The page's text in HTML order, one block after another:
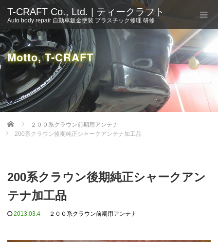
T-CRAFT Co., Ltd. | ティークラフト
Auto body repair 自動車鈑金塗装 プラスチック修理 研修
Motto, T-CRAFT
Home
２００系クラウン前期用アンテナ
200系クラウン後期純正シャークアンテナ加工品
200系クラウン後期純正シャークアン
テナ加工品
2013.03.4 ２００系クラウン前期用アンテナ